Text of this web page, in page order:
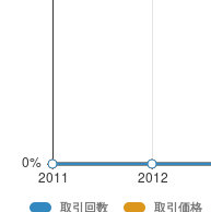
取引回数 取引価格